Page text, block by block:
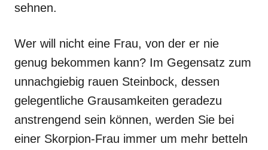
sehnen.
Wer will nicht eine Frau, von der er nie
genug bekommen kann? Im Gegensatz zum
unnachgiebig rauen Steinbock, dessen
gelegentliche Grausamkeiten geradezu
anstrengend sein können, werden Sie bei
einer Skorpion-Frau immer um mehr betteln